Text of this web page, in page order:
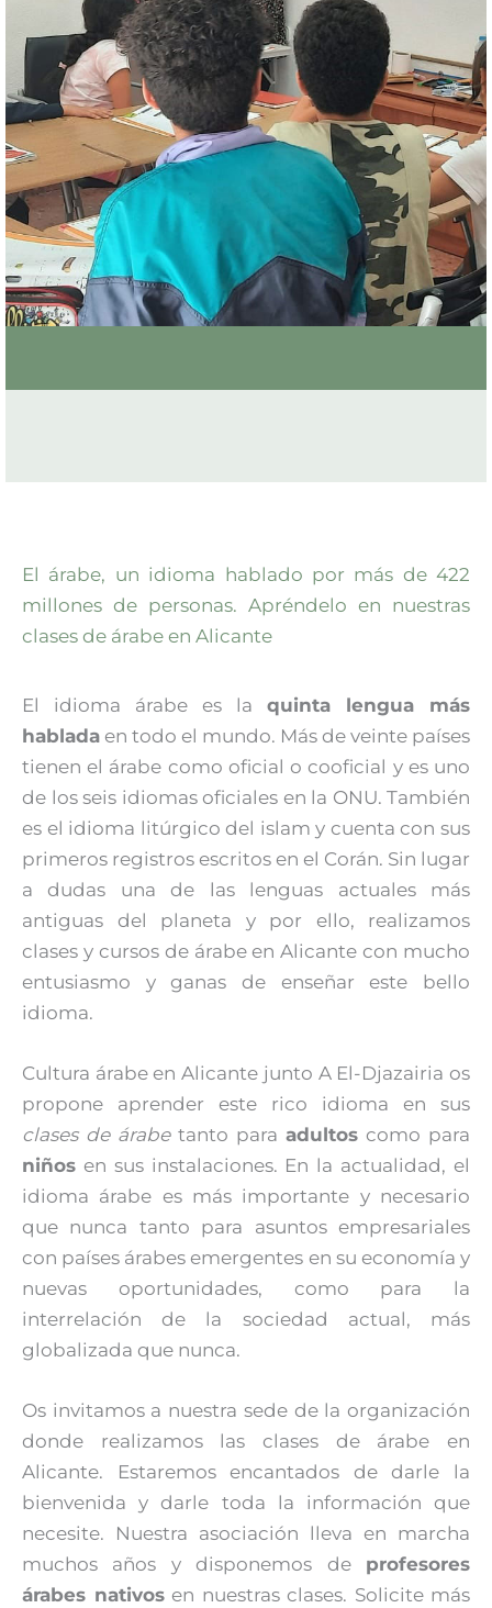
El árabe, un idioma hablado por más de 422
millones de personas. Apréndelo en nuestras
clases de árabe en Alicante
El idioma árabe es la quinta lengua más
hablada en todo el mundo. Más de veinte países
tienen el árabe como oficial o cooficial y es uno
de los seis idiomas oficiales en la ONU. También
es el idioma litúrgico del islam y cuenta con sus
primeros registros escritos en el Corán. Sin lugar
a dudas una de las lenguas actuales más
antiguas del planeta y por ello, realizamos
clases y cursos de árabe en Alicante con mucho
entusiasmo y ganas de enseñar este bello
idioma.
Cultura árabe en Alicante junto A El-Djazairia os
propone aprender este rico idioma en sus
clases de árabetanto para adultos como para
niños en sus instalaciones. En la actualidad, el
idioma árabe es más importante y necesario
que nunca tanto para asuntos empresariales
con países árabes emergentes en su economía y
nuevas oportunidades, como para la
interrelación de la sociedad actual, más
globalizada que nunca.
Os invitamos a nuestra sede de la organización
donde realizamos las clases de árabe en
Alicante. Estaremos encantados de darle la
bienvenida y darle toda la información que
necesite. Nuestra asociación lleva en marcha
muchos años y disponemos de profesores
árabes nativosen nuestras clases. Solicite más